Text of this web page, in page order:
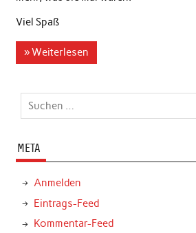
Viel Spaß
» Weiterlesen
META
Anmelden
Eintrags-Feed
Kommentar-Feed